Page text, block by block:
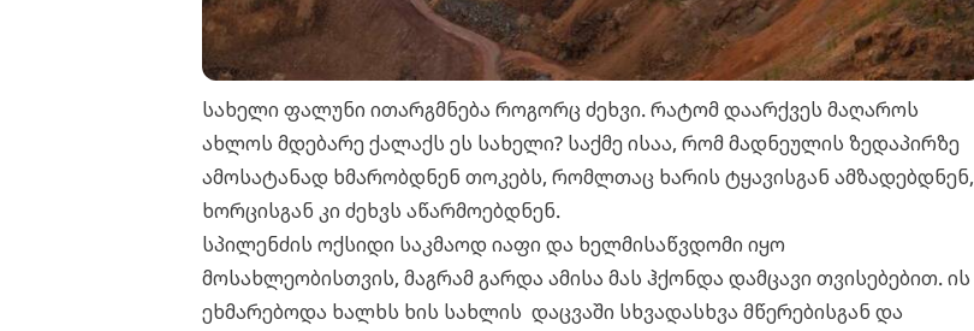
სახელი ფალუნი ითარგმნება როგორც ძეხვი. რატომ დაარქვეს მაღაროს
ახლოს მდებარე ქალაქს ეს სახელი? საქმე ისაა, რომ მადნეულის ზედაპირზე
ამოსატანად ხმარობდნენ თოკებს, რომლთაც ხარის ტყავისგან ამზადებდნენ,
ხორცისგან კი ძეხვს აწარმოებდნენ.
სპილენძის ოქსიდი საკმაოდ იაფი და ხელმისაწვდომი იყო
მოსახლეობისთვის, მაგრამ გარდა ამისა მას ჰქონდა დამცავი თვისებებით. ის
ეხმარებოდა ხალხს ხის სახლის დაცვაში სხვადასხვა მწერებისგან და